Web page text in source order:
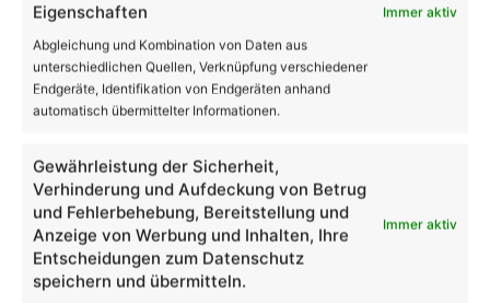
Eigenschaften
Immer aktiv
Abgleichung und Kombination von Daten aus
unterschiedlichen Quellen, Verknüpfung verschiedener
Endgeräte, Identifikation von Endgeräten anhand
automatisch übermittelter Informationen.
Gewährleistung der Sicherheit,
Verhinderung und Aufdeckung von Betrug
und Fehlerbehebung, Bereitstellung und
Anzeige von Werbung und Inhalten, Ihre
Entscheidungen zum Datenschutz
speichern und übermitteln.
Immer aktiv
Enthält Werbung